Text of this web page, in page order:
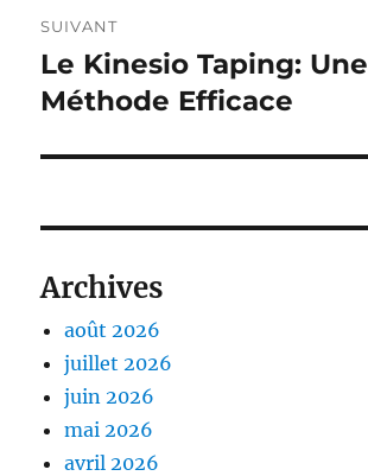
SUIVANT
Publication
suivante :
Le Kinesio Taping: Une
Méthode Efficace
Archives
août 2026
juillet 2026
juin 2026
mai 2026
avril 2026